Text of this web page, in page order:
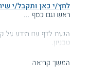
לחץ/י כאן ותקבל/י
ראש וגם כסף ...
הגעת לדף עם מידע על
טכניון.
המידע באתר הועילהמשך קריאה